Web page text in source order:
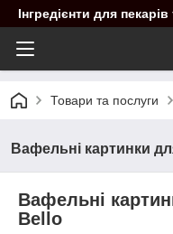
Інгредієнти для
Товари та послуги
Вафельні картинки
Вафельні
Bello